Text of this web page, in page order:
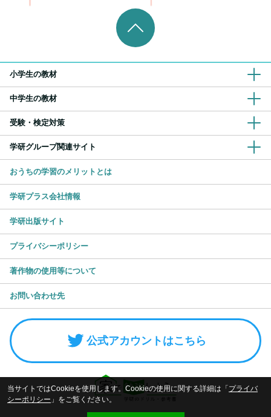
小学生の教材
中学生の教材
受験・検定対策
学研グループ関連サイト
おうちの学習のメリットとは
学研プラス会社情報
学研出版サイト
プライバシーポリシー
著作物の使用等について
お問い合わせ先
公式アカウントはこちら
当サイトではCookieを使用します。Cookieの使用に関する詳細は「 プライバ
シーポリシー 」をご覧ください。